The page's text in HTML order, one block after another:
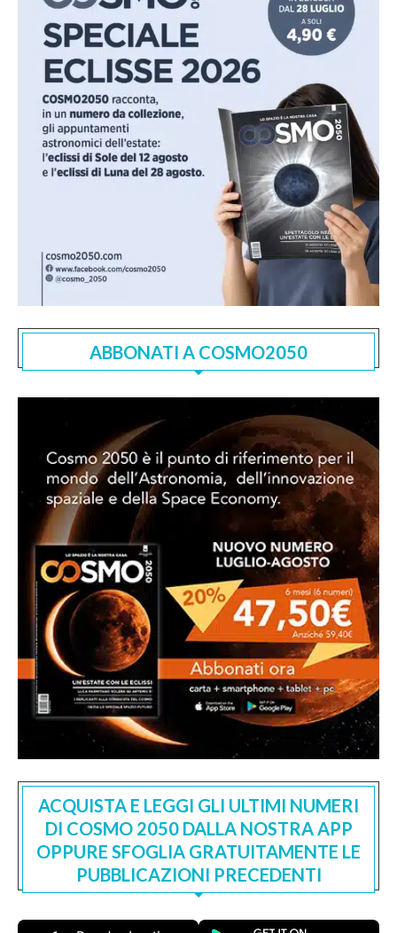
ABBONATI A COSMO2050
ACQUISTA E LEGGI GLI ULTIMI NUMERI
DI COSMO 2050 DALLA NOSTRA APP
OPPURE SFOGLIA GRATUITAMENTE LE
PUBBLICAZIONI PRECEDENTI